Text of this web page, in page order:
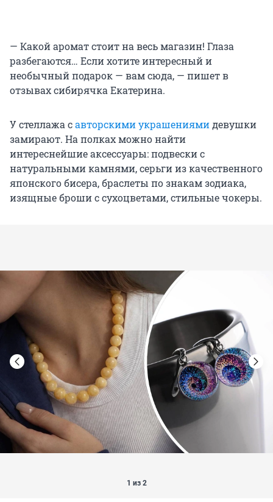
— Какой аромат стоит на весь магазин! Глаза
разбегаются… Если хотите интересный и
необычный подарок — вам сюда, — пишет в
отзывах сибирячка Екатерина.
У стеллажа савторскими украшениямидевушки
замирают. На полках можно найти
интереснейшие аксессуары: подвески с
натуральными камнями, серьги из качественного
японского бисера, браслеты по знакам зодиака,
изящные броши с сухоцветами, стильные чокеры.
1 из 2